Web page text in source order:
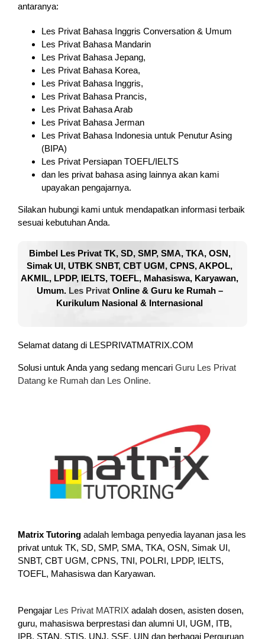
antaranya:
Les Privat Bahasa Inggris Conversation & Umum
Les Privat Bahasa Mandarin
Les Privat Bahasa Jepang,
Les Privat Bahasa Korea,
Les Privat Bahasa Inggris,
Les Privat Bahasa Prancis,
Les Privat Bahasa Arab
Les Privat Bahasa Jerman
Les Privat Bahasa Indonesia untuk Penutur Asing
(BIPA)
Les Privat Persiapan TOEFL/IELTS
dan les privat bahasa asing lainnya akan kami
upayakan pengajarnya.
Silakan hubungi kami untuk mendapatkan informasi terbaik
sesuai kebutuhan Anda.
Bimbel Les Privat TK, SD, SMP, SMA, TKA, OSN,
Simak UI, UTBK SNBT, CBT UGM, CPNS, AKPOL,
AKMIL, LPDP, IELTS, TOEFL, Mahasiswa, Karyawan,
Umum. Les PrivatOnline & Guru ke Rumah –
Kurikulum Nasional & Internasional
Selamat datang di LESPRIVATMATRIX.COM
Solusi untuk Anda yang sedang mencari Guru Les Privat
Datang ke Rumah dan Les Online.
Matrix Tutoring adalah lembaga penyedia layanan jasa les
privat untuk TK, SD, SMP, SMA, TKA, OSN, Simak UI,
SNBT, CBT UGM, CPNS, TNI, POLRI, LPDP, IELTS,
TOEFL, Mahasiswa dan Karyawan.
Pengajar Les Privat MATRIXadalah dosen, asisten dosen,
guru, mahasiswa berprestasi dan alumni UI, UGM, ITB,
IPB, STAN, STIS, UNJ, SSE, UIN dan berbagai Perguruan